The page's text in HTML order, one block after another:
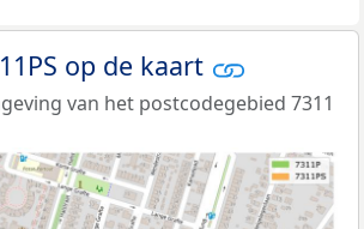
op de kaart
van het postcodegebied 7311